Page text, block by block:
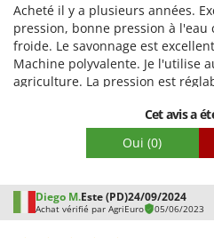
Qualité / Prix
Facilité de montage
Emballage
Acheté il y a plusieurs années.
pression, bonne pression à l'eau
froide. Le savonnage est
Machine polyvalente. Je l'utilise
agriculture. La pression est
Pistolet régulateur de pression
Cet avis a
Oui (0)
Diego M.Este (PD)24/09/2024
Achat vérifié par AgriEuro 05/06/2023